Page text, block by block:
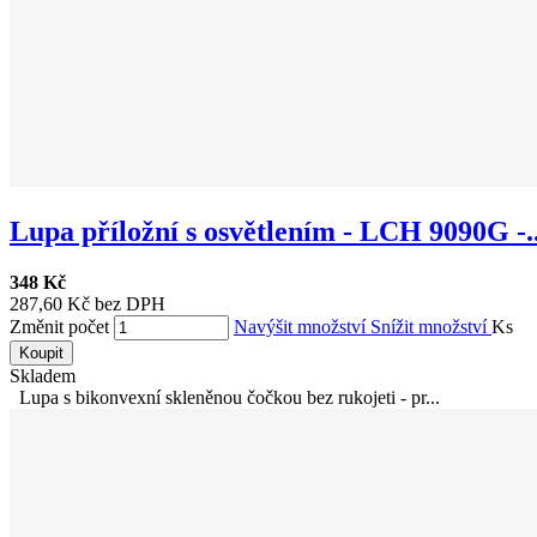
Lupa příložní s osvětlením - LCH 9090G -
348 Kč
287,60 Kč bez DPH
Změnit počet
Navýšit množství Snížit množstvíKs
Koupit
Skladem
Lupa s bikonvexní skleněnou čočkou bez rukojeti - pr...